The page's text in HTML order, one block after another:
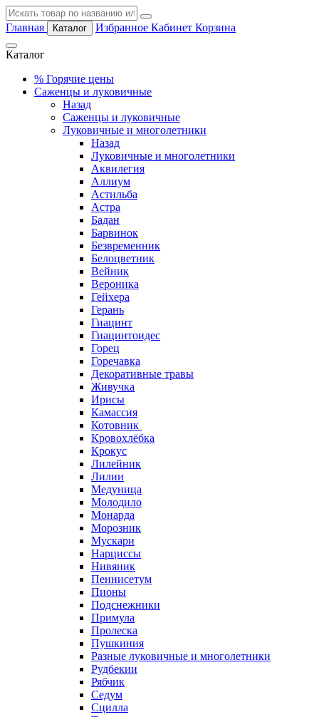
Главная Каталог Избранное Кабинет Корзина
Каталог
% Горячие цены
Саженцы и луковичные
Назад
Саженцы и луковичные
Луковичные и многолетники
Назад
Луковичные и многолетники
Аквилегия
Аллиум
Астильба
Астра
Бадан
Барвинок
Безвременник
Белоцветник
Вейник
Вероника
Гейхера
Герань
Гиацинт
Гиацинтоидес
Горец
Горечавка
Декоративные травы
Живучка
Ирисы
Камассия
Котовник
Кровохлёбка
Крокус
Лилейник
Лилии
Медуница
Молодило
Монарда
Морозник
Мускари
Нарциссы
Нивяник
Пеннисетум
Пионы
Подснежники
Примула
Пролеска
Пушкиния
Разные луковичные и многолетники
Рудбекии
Рябчик
Седум
Сцилла